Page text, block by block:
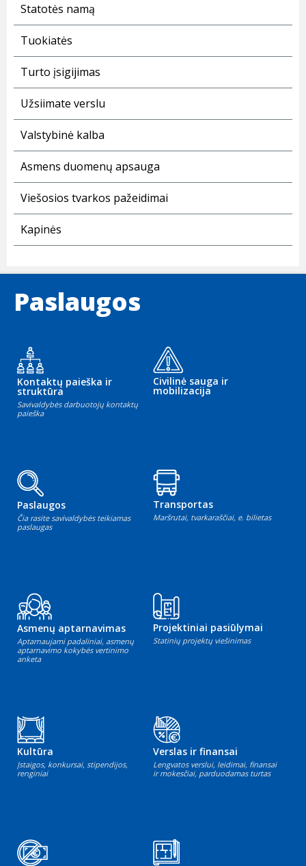
Statotės namą
Tuokiatės
Turto įsigijimas
Užsiimate verslu
Valstybinė kalba
Asmens duomenų apsauga
Viešosios tvarkos pažeidimai
Kapinės
Paslaugos
Kontaktų paieška ir
struktūra
Savivaldybės darbuotojų kontaktų
paieška
Civilinė sauga ir
mobilizacija
Paslaugos
Čia rasite savivaldybės teikiamas
paslaugas
Transportas
Maršrutai, tvarkaraščiai, e. bilietas
Asmenų aptarnavimas
Aptarnaujami padaliniai, asmenų
aptarnavimo kokybės vertinimo
anketa
Projektiniai pasiūlymai
Statinių projektų viešinimas
Kultūra
Įstaigos, konkursai, stipendijos,
renginiai
Verslas ir finansai
Lengvatos verslui, leidimai, finansai
ir mokesčiai, parduodamas turtas